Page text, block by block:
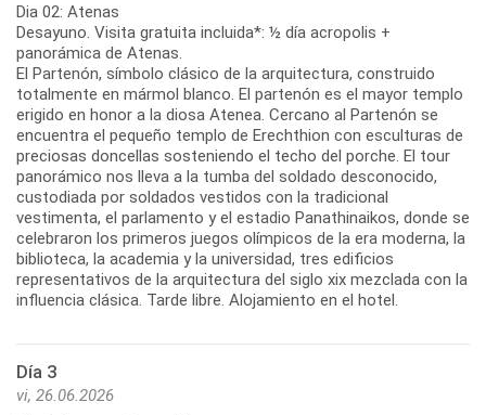
Dia 02: Atenas
Desayuno. Visita gratuita incluida*: ½ día acropolis +
panorámica de Atenas.
El Partenón, símbolo clásico de la arquitectura, construido
totalmente en mármol blanco. El partenón es el mayor templo
erigido en honor a la diosa Atenea. Cercano al Partenón se
encuentra el pequeño templo de Erechthion con esculturas de
preciosas doncellas sosteniendo el techo del porche. El tour
panorámico nos lleva a la tumba del soldado desconocido,
custodiada por soldados vestidos con la tradicional
vestimenta, el parlamento y el estadio Panathinaikos, donde se
celebraron los primeros juegos olímpicos de la era moderna, la
biblioteca, la academia y la universidad, tres edificios
representativos de la arquitectura del siglo xix mezclada con la
influencia clásica. Tarde libre. Alojamiento en el hotel.
Día 3
vi, 26.06.2026